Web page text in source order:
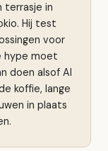
terrasje in
Hij test
voor
hype moet
doen alsof AI
koffie, lange
in plaats